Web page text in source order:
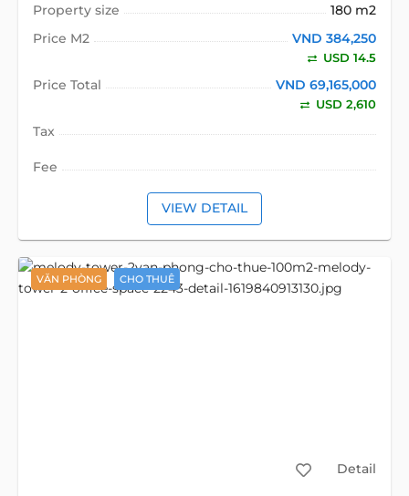
Property size
180 m2
Price M2
VND 384,250
USD 14.5
Price Total VND 69,165,000
USD 2,610
Tax
Fee
VIEW DETAIL
VĂN PHÒNG CHO THUÊ
Detail